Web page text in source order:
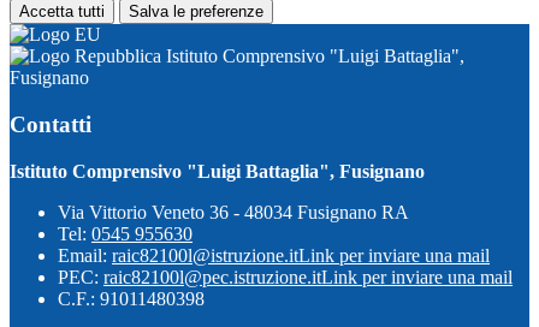
Accetta tutti Salva le preferenze
Istituto Comprensivo "Luigi Battaglia",
Fusignano
Contatti
Istituto Comprensivo "Luigi Battaglia", Fusignano
Via Vittorio Veneto 36 - 48034 Fusignano RA
Tel: 0545 955630
Email: raic82100l@istruzione.itLink per inviare una mail
PEC: raic82100l@pec.istruzione.itLink per inviare una mail
C.F.: 91011480398